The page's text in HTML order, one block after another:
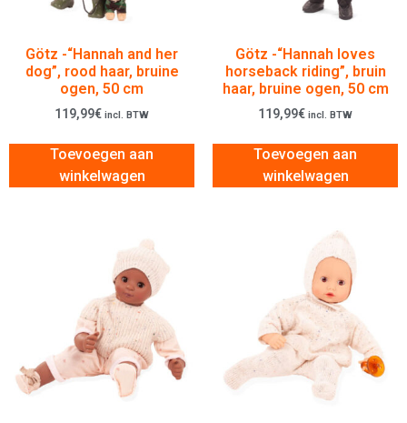
Götz -“Hannah and her
dog”, rood haar, bruine
ogen, 50 cm
119,99€ incl. BTW
Toevoegen aan
winkelwagen
Götz -“Hannah loves
horseback riding”, bruin
haar, bruine ogen, 50 cm
119,99€ incl. BTW
Toevoegen aan
winkelwagen